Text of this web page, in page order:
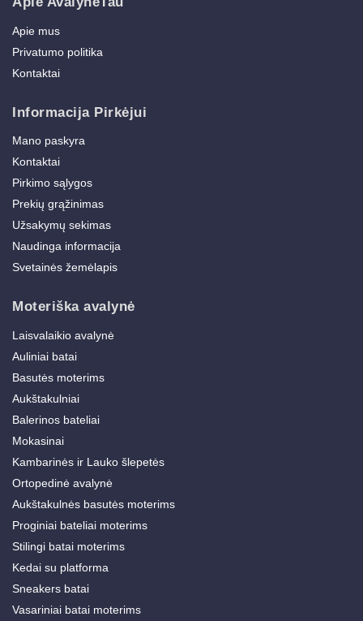
Apie mus
Privatumo politika
Kontaktai
Informacija Pirkėjui
Mano paskyra
Kontaktai
Pirkimo sąlygos
Prekių grąžinimas
Užsakymų sekimas
Naudinga informacija
Svetainės žemėlapis
Moteriška avalynė
Laisvalaikio avalynė
Auliniai batai
Basutės moterims
Aukštakulniai
Balerinos bateliai
Mokasinai
Kambarinės ir Lauko šlepetės
Ortopedinė avalynė
Aukštakulnės basutės moterims
Proginiai bateliai moterims
Stilingi batai moterims
Kedai su platforma
Sneakers batai
Vasariniai batai moterims